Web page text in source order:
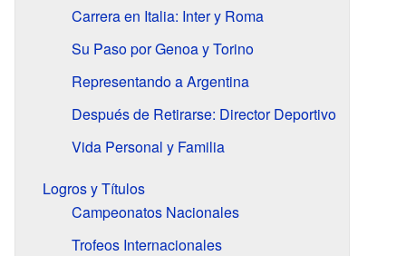
Carrera en Italia: Inter y Roma
Su Paso por Genoa y Torino
Representando a Argentina
Después de Retirarse: Director Deportivo
Vida Personal y Familia
Logros y Títulos
Campeonatos Nacionales
Trofeos Internacionales